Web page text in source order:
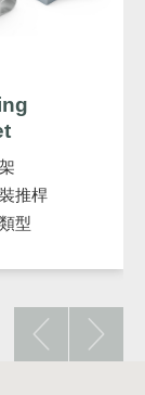
推桿
型